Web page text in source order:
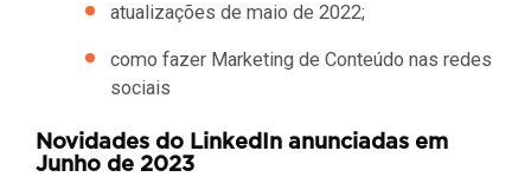
atualizações de maio de 2022;
como fazer Marketing de Conteúdo nas redes
sociais
Novidades do LinkedIn anunciadas em
Junho de 2023